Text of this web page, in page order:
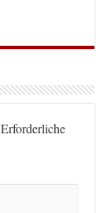
Erforderliche